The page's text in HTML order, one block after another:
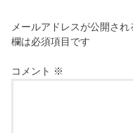
メールアドレスが公開され
欄は必須項目です
コメント ※